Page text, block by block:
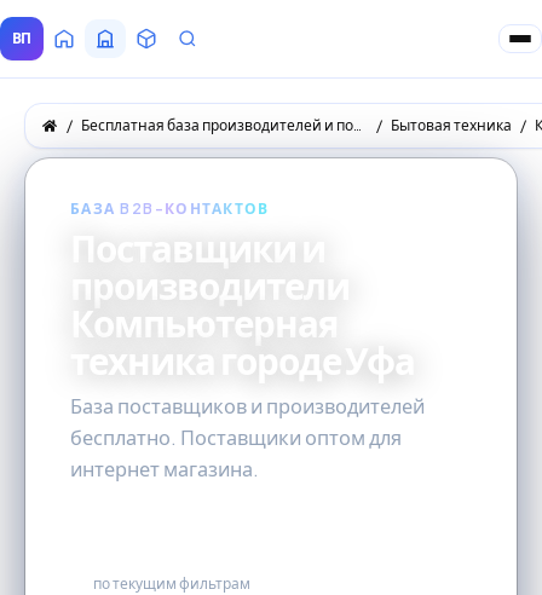
ВП ГлавнаяВсе Поставщики
ТоварыЗапросы покупателей
Бесплатная база производителей и поставщиков товаров оптом Бытовая техника
БАЗА B2B-КОНТАКТОВ
Поставщики и
производители
Компьютерная
техника городе Уфа
База поставщиков и производителей
бесплатно. Поставщики оптом для
интернет магазина.
по текущим фильтрам